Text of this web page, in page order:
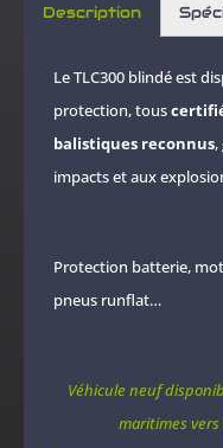
Description
Le TLC300 blindé est
protection, tous
balistiques reconnus,
impacts et aux
Protection batterie,
pneus runflat…
Véhicule neuf
maritimes